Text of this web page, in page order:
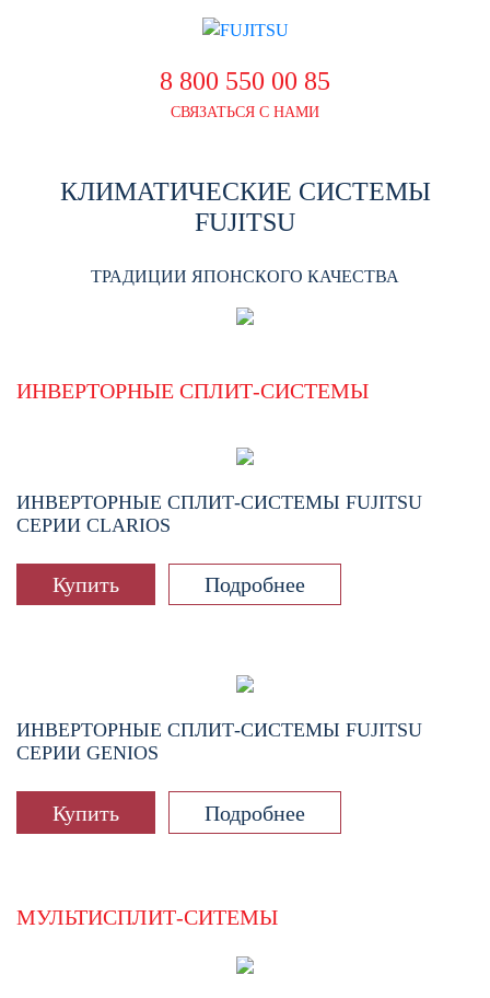
8 800 550 00 85
СВЯЗАТЬСЯ С НАМИ
КЛИМАТИЧЕСКИЕ СИСТЕМЫ
FUJITSU
ТРАДИЦИИ ЯПОНСКОГО КАЧЕСТВА
ИНВЕРТОРНЫЕ СПЛИТ-СИСТЕМЫ
ИНВЕРТОРНЫЕ СПЛИТ-СИСТЕМЫ FUJITSU
СЕРИИ CLARIOS
Купить Подробнее
ИНВЕРТОРНЫЕ СПЛИТ-СИСТЕМЫ FUJITSU
СЕРИИ GENIOS
Купить Подробнее
МУЛЬТИСПЛИТ-СИТЕМЫ